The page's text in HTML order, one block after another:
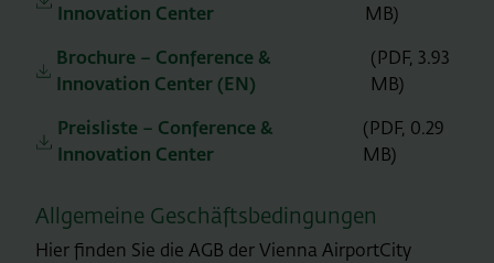
Innovation Center
MB)
Brochure – Conference &
Innovation Center (EN)
(PDF, 3.93
MB)
Preisliste – Conference &
Innovation Center
(PDF, 0.29
MB)
Allgemeine Geschäftsbedingungen
Hier finden Sie die AGB der Vienna AirportCity